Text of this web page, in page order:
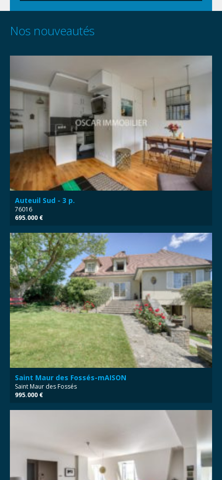
Nos nouveautés
Auteuil Sud - 3 p.
76016
695.000 €
Saint Maur des Fossés-mAISON
Saint Maur des Fossés
995.000 €